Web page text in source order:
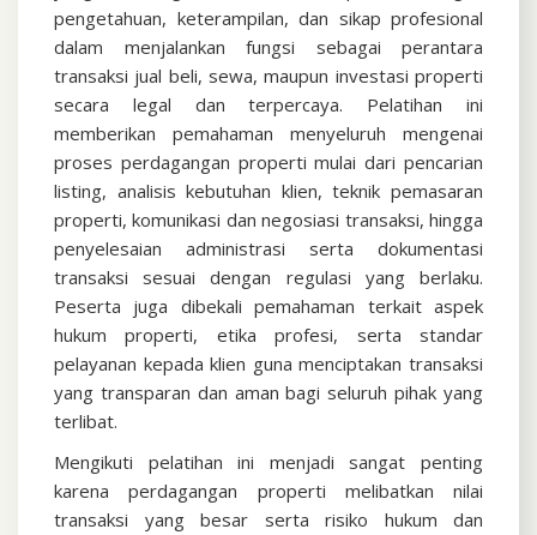
pengetahuan, keterampilan, dan sikap profesional
dalam menjalankan fungsi sebagai perantara
transaksi jual beli, sewa, maupun investasi properti
secara legal dan terpercaya. Pelatihan ini
memberikan pemahaman menyeluruh mengenai
proses perdagangan properti mulai dari pencarian
listing, analisis kebutuhan klien, teknik pemasaran
properti, komunikasi dan negosiasi transaksi, hingga
penyelesaian administrasi serta dokumentasi
transaksi sesuai dengan regulasi yang berlaku.
Peserta juga dibekali pemahaman terkait aspek
hukum properti, etika profesi, serta standar
pelayanan kepada klien guna menciptakan transaksi
yang transparan dan aman bagi seluruh pihak yang
terlibat.
Mengikuti pelatihan ini menjadi sangat penting
karena perdagangan properti melibatkan nilai
transaksi yang besar serta risiko hukum dan